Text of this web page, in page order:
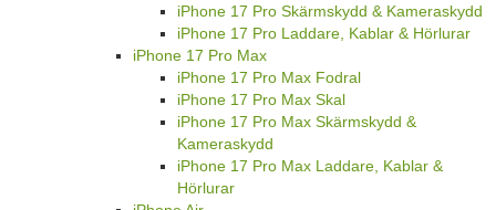
iPhone 17 Pro Skärmskydd & Kameraskydd
iPhone 17 Pro Laddare, Kablar & Hörlurar
iPhone 17 Pro Max
iPhone 17 Pro Max Fodral
iPhone 17 Pro Max Skal
iPhone 17 Pro Max Skärmskydd &
Kameraskydd
iPhone 17 Pro Max Laddare, Kablar &
Hörlurar